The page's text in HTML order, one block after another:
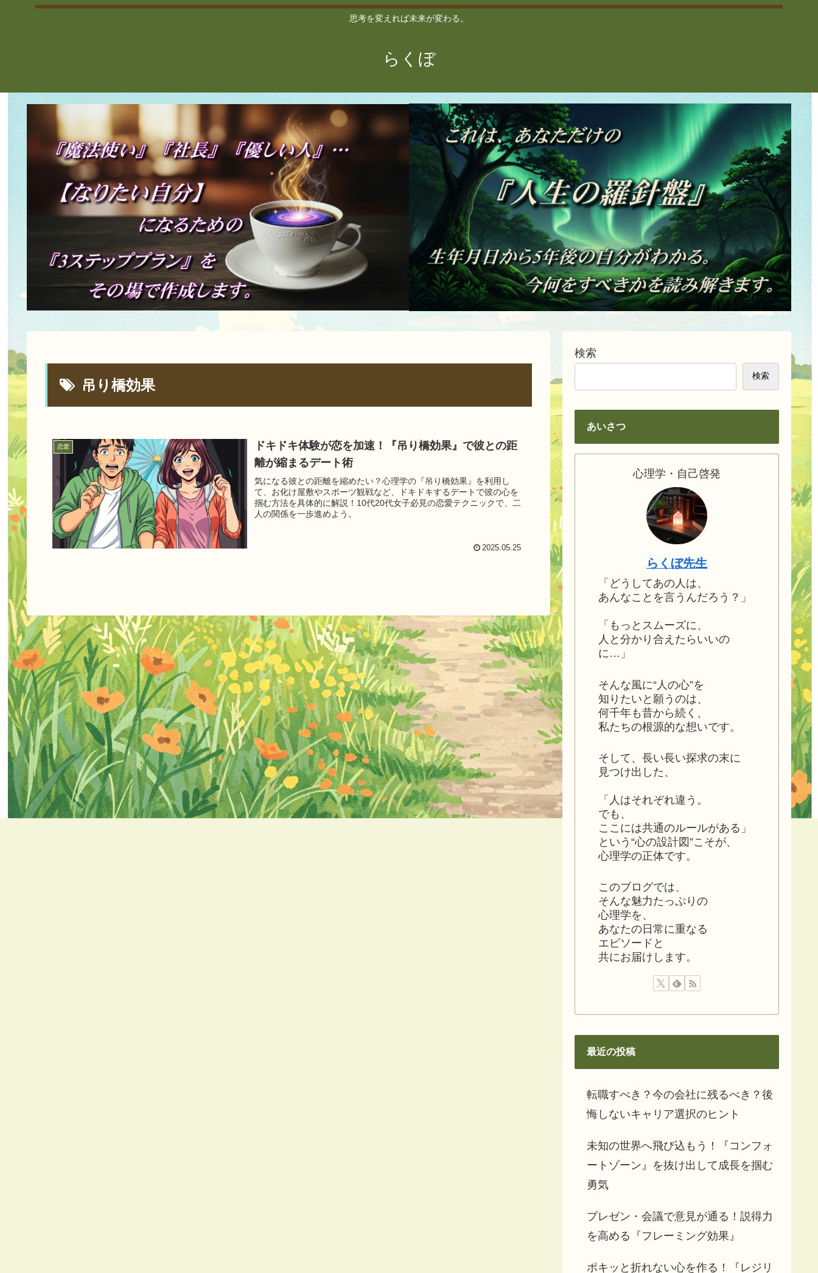
思考を変えれば未来が変わる。
らくぼ
吊り橋効果
恋愛
ドキドキ体験が恋を加速！『吊り橋効果』で彼との距
離が縮まるデート術
気になる彼との距離を縮めたい？心理学の『吊り橋効果』を利用し
て、お化け屋敷やスポーツ観戦など、ドキドキするデートで彼の心を
掴む方法を具体的に解説！10代20代女子必見の恋愛テクニックで、二
人の関係を一歩進めよう。
2025.05.25
検索
検索
あいさつ
心理学・自己啓発
らくぼ先生
「どうしてあの人は、
あんなことを言うんだろう？」
「もっとスムーズに、
人と分かり合えたらいいの
に…」
そんな風に“人の心”を
知りたいと願うのは、
何千年も昔から続く、
私たちの根源的な想いです。
そして、長い長い探求の末に
見つけ出した、
「人はそれぞれ違う。
でも、
ここには共通のルールがある」
という“心の設計図”こそが、
心理学の正体です。
このブログでは、
そんな魅力たっぷりの
心理学を、
あなたの日常に重なる
エピソードと
共にお届けします。
最近の投稿
転職すべき？今の会社に残るべき？後
悔しないキャリア選択のヒント
未知の世界へ飛び込もう！『コンフォ
ートゾーン』を抜け出して成長を掴む
勇気
プレゼン・会議で意見が通る！説得力
を高める『フレーミング効果』
ポキッと折れない心を作る！『レジリ